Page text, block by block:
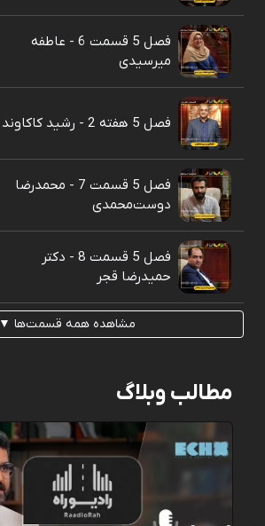
فصل 5 قسمت 6 - عاطفه
میرسیدی
فصل 5 هفته 2 - رشید کاکاوند
فصل 5 قسمت 7 - محمدرضا
دوست‌محمدی
فصل 5 قسمت 8 - دکتر
حمیدرضا قجر
مشاهده همه قسمت‌ها ▼
مطالب وبلاگ